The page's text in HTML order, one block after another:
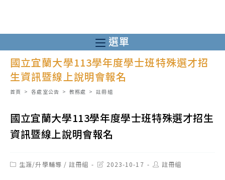
至
主
選單
國立宜蘭大學113學年度學士班特殊選才招
生資訊暨線上說明會報名
首頁 > 各處室公告 > 教務處 > 註冊組
國立宜蘭大學113學年度學士班特殊選才招生
資訊暨線上說明會報名
Post生涯/升學輔導 / 註冊組
Post2023-10-17
Post註冊組